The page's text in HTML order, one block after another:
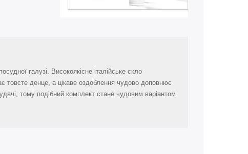
галузі. Високоякісне італійське скло
товсте денце, а цікаве оздоблення чудово доповнює
тому подібний комплект стане чудовим варіантом